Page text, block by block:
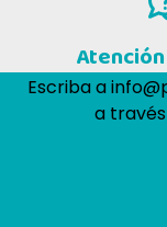
Escriba a
a